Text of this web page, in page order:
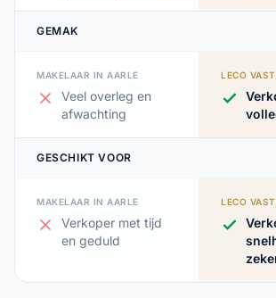
GEMAK
MAKELAAR IN AARLE
Veel overleg en
afwachting
LECO
GESCHIKT VOOR
MAKELAAR IN AARLE
Verkoper met tijd
en geduld
LECO